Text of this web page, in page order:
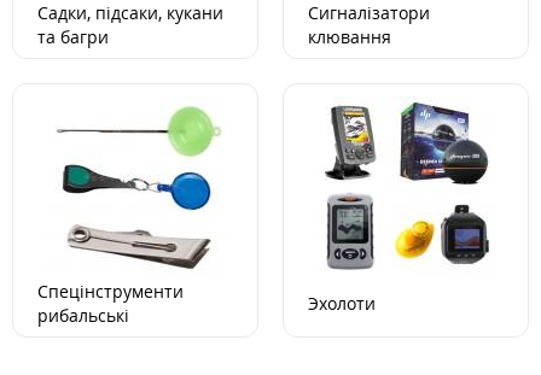
Садки, підсаки, кукани
та багри
Сигналізатори
клювання
Спецінструменти
рибальські
Эхолоти